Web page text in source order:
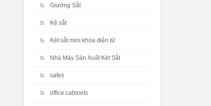
Giường Sắt
Kệ sắt
Két sắt mini khóa điện tử
Nhà Máy Sản Xuất Két Sắt
safes
office cabinets